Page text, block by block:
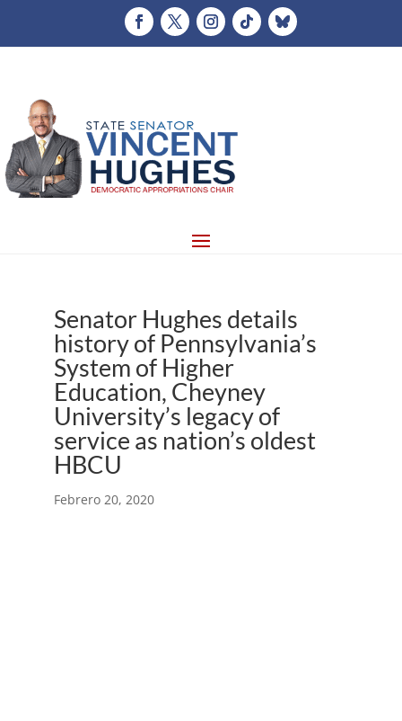
Senator Hughes details
history of Pennsylvania’s
System of Higher
Education, Cheyney
University’s legacy of
service as nation’s oldest
HBCU
Febrero 20, 2020